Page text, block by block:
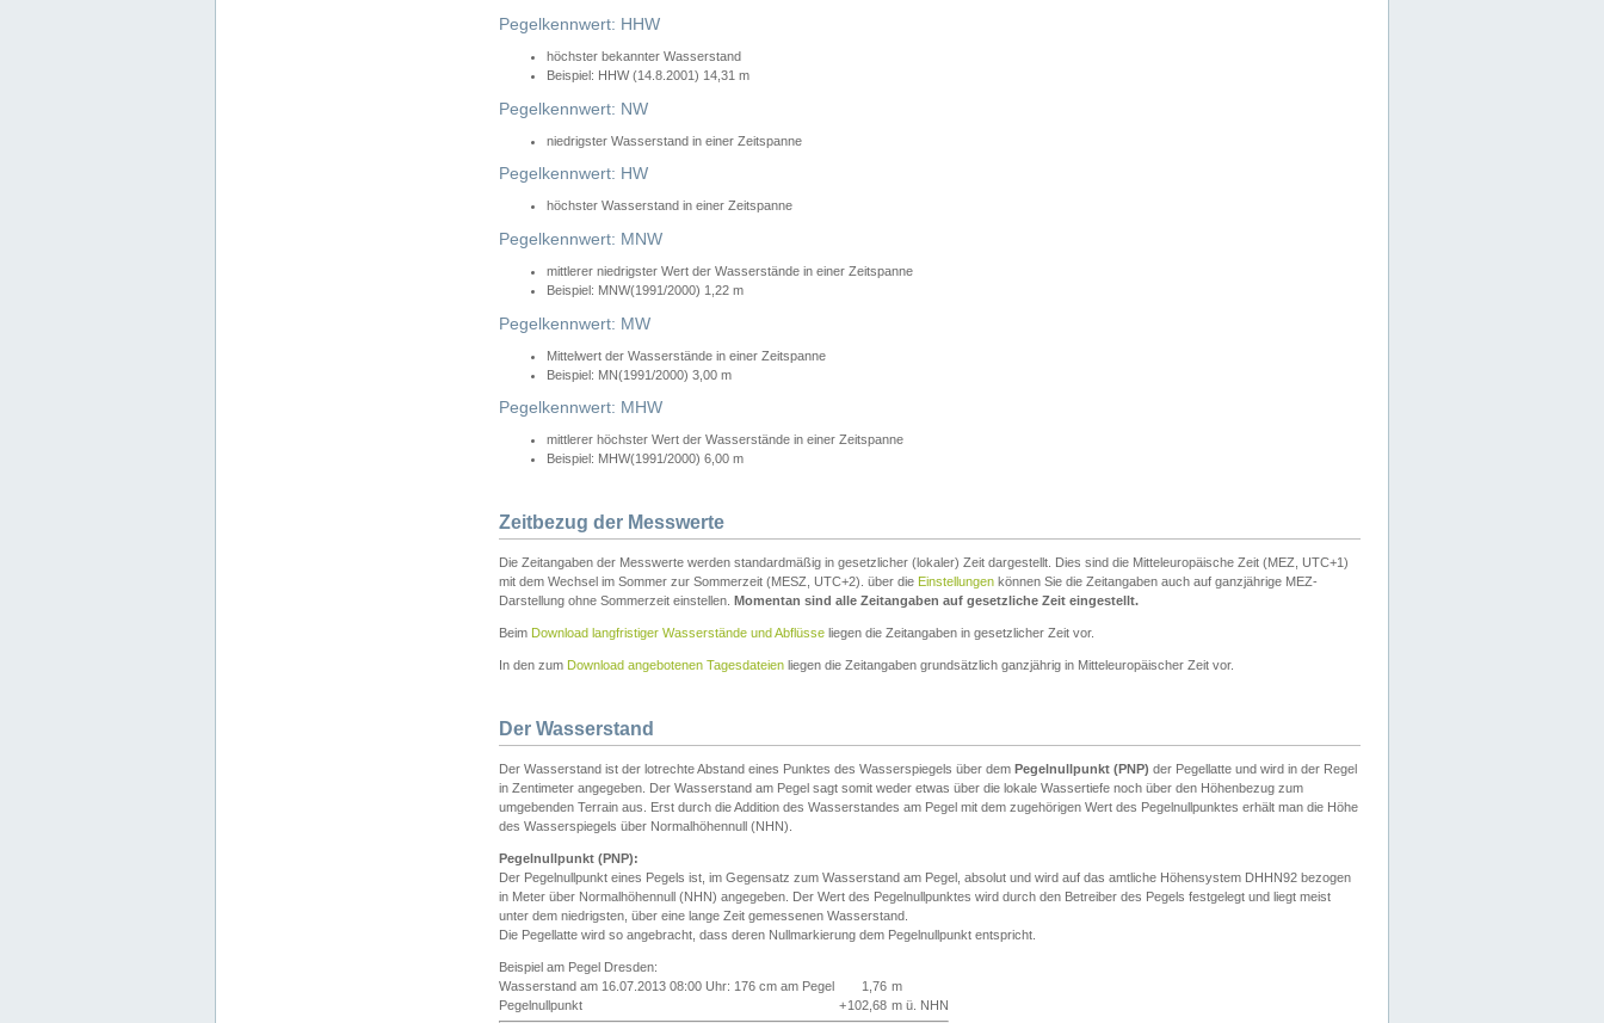
Pegelkennwert: HHW
höchster bekannter Wasserstand
Beispiel: HHW (14.8.2001) 14,31 m
Pegelkennwert: NW
niedrigster Wasserstand in einer Zeitspanne
Pegelkennwert: HW
höchster Wasserstand in einer Zeitspanne
Pegelkennwert: MNW
mittlerer niedrigster Wert der Wasserstände in einer Zeitspanne
Beispiel: MNW(1991/2000) 1,22 m
Pegelkennwert: MW
Mittelwert der Wasserstände in einer Zeitspanne
Beispiel: MN(1991/2000) 3,00 m
Pegelkennwert: MHW
mittlerer höchster Wert der Wasserstände in einer Zeitspanne
Beispiel: MHW(1991/2000) 6,00 m
Zeitbezug der Messwerte
Die Zeitangaben der Messwerte werden standardmäßig in gesetzlicher (lokaler) Zeit dargestellt. Dies sind die Mitteleuropäische Zeit (MEZ, UTC+1)
mit dem Wechsel im Sommer zur Sommerzeit (MESZ, UTC+2). über die Einstellungen können Sie die Zeitangaben auch auf ganzjährige MEZ-
Darstellung ohne Sommerzeit einstellen. Momentan sind alle Zeitangaben auf gesetzliche Zeit eingestellt.
Beim Download langfristiger Wasserstände und Abflüsse liegen die Zeitangaben in gesetzlicher Zeit vor.
In den zum Download angebotenen Tagesdateien liegen die Zeitangaben grundsätzlich ganzjährig in Mitteleuropäischer Zeit vor.
Der Wasserstand
Der Wasserstand ist der lotrechte Abstand eines Punktes des Wasserspiegels über dem Pegelnullpunkt (PNP) der Pegellatte und wird in der Regel
in Zentimeter angegeben. Der Wasserstand am Pegel sagt somit weder etwas über die lokale Wassertiefe noch über den Höhenbezug zum
umgebenden Terrain aus. Erst durch die Addition des Wasserstandes am Pegel mit dem zugehörigen Wert des Pegelnullpunktes erhält man die Höhe
des Wasserspiegels über Normalhöhennull (NHN).
Pegelnullpunkt (PNP):
Der Pegelnullpunkt eines Pegels ist, im Gegensatz zum Wasserstand am Pegel, absolut und wird auf das amtliche Höhensystem DHHN92 bezogen
in Meter über Normalhöhennull (NHN) angegeben. Der Wert des Pegelnullpunktes wird durch den Betreiber des Pegels festgelegt und liegt meist
unter dem niedrigsten, über eine lange Zeit gemessenen Wasserstand.
Die Pegellatte wird so angebracht, dass deren Nullmarkierung dem Pegelnullpunkt entspricht.
Beispiel am Pegel Dresden:
Wasserstand am 16.07.2013 08:00 Uhr: 176 cm am Pegel
1,76 m
Pegelnullpunkt
+102,68 m ü. NHN